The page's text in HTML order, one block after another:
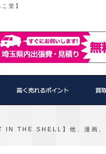
堂】
THE SHELL】他、漫画、